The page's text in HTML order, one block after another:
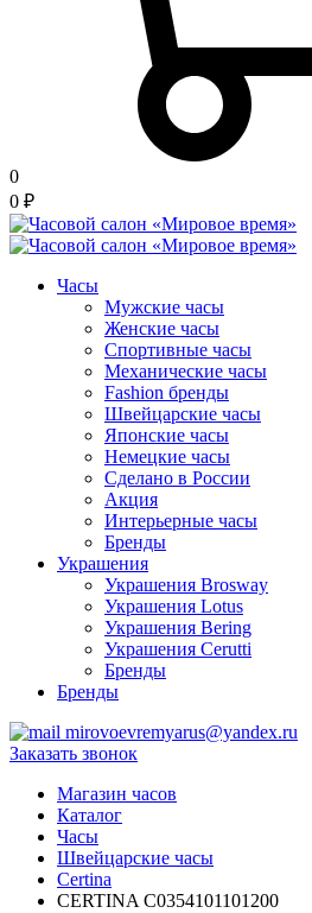
0
0 ₽
Часы
Мужские часы
Женские часы
Спортивные часы
Механические часы
Fashion бренды
Швейцарские часы
Японские часы
Немецкие часы
Сделано в России
Акция
Интерьерные часы
Бренды
Украшения
Украшения Brosway
Украшения Lotus
Украшения Bering
Украшения Cerutti
Бренды
Бренды
mirovoevremyarus@yandex.ru
Заказать звонок
Магазин часов
Каталог
Часы
Швейцарские часы
Certina
CERTINA C0354101101200